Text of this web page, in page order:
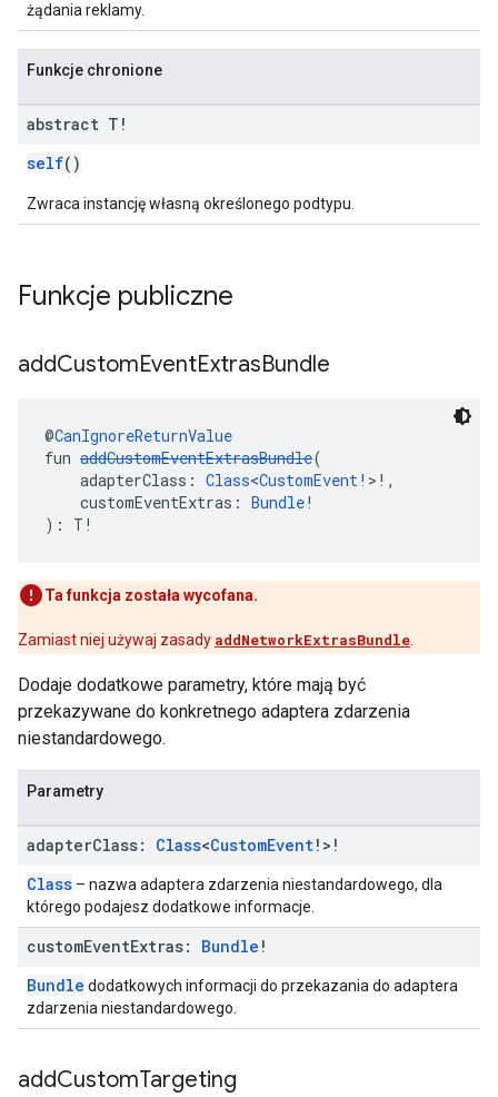
żądania reklamy.
Funkcje chronione
abstract T!
self()
Zwraca instancję własną określonego podtypu.
Funkcje publiczne
addCustomEventExtrasBundle
@CanIgnoreReturnValue
fun addCustomEventExtrasBundle(
adapterClass: Class<CustomEvent!>!,
customEventExtras: Bundle!
): T!
Ta funkcja została wycofana.
Zamiast niej używaj zasady addNetworkExtrasBundle
Dodaje dodatkowe parametry, które mają być
przekazywane do konkretnego adaptera zdarzenia
niestandardowego.
Parametry
adapterClass: Class<CustomEvent!>!
Class – nazwa adaptera zdarzenia niestandardowego, dla
którego podajesz dodatkowe informacje.
customEventExtras: Bundle !
Bundle dodatkowych informacji do przekazania do adaptera
zdarzenia niestandardowego.
addCustomTargeting